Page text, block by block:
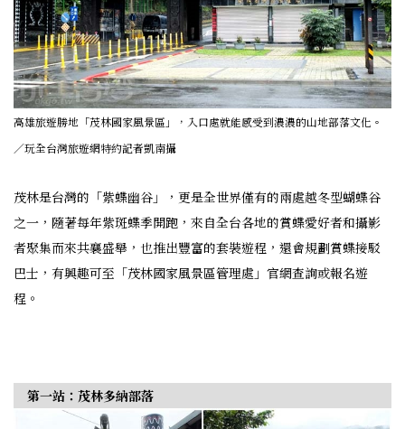
高雄旅遊勝地「茂林國家風景區」，入口處就能感受到濃濃的山地部落文化。
／玩全台灣旅遊網特約記者凱南攝
茂林是台灣的「紫蝶幽谷」，更是全世界僅有的兩處越冬型蝴蝶谷
之一，隨著每年紫斑蝶季開跑，來自全台各地的賞蝶愛好者和攝影
者聚集而來共襄盛舉，也推出豐富的套裝遊程，還會規劃賞蝶接駁
巴士，有興趣可至「茂林國家風景區管理處」官網查詢或報名遊
程。
第一站：茂林多納部落